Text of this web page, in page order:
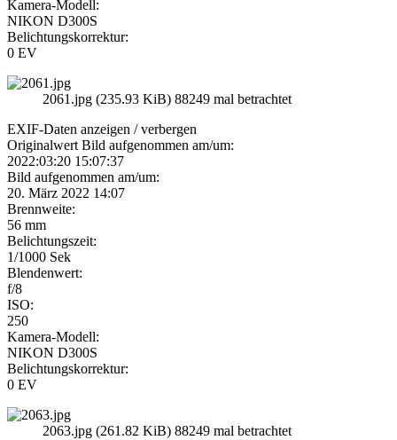
Kamera-Modell:
NIKON D300S
Belichtungskorrektur:
0 EV
2061.jpg (235.93 KiB) 88249 mal betrachtet
EXIF-Daten anzeigen / verbergen
Originalwert Bild aufgenommen am/um:
2022:03:20 15:07:37
Bild aufgenommen am/um:
20. März 2022 14:07
Brennweite:
56 mm
Belichtungszeit:
1/1000 Sek
Blendenwert:
f/8
ISO:
250
Kamera-Modell:
NIKON D300S
Belichtungskorrektur:
0 EV
2063.jpg (261.82 KiB) 88249 mal betrachtet